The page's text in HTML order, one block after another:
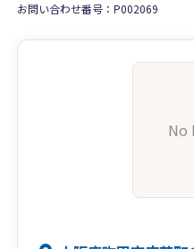
お問い合わせ番号：P002069
No